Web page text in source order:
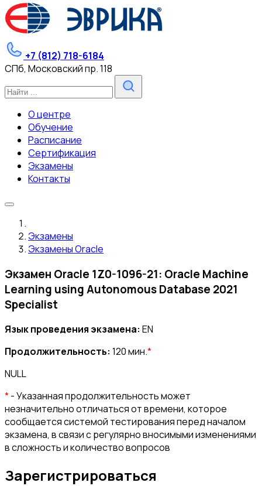
+7 (812) 718-6184
СПб, Московский пр. 118
О центре
Обучение
Расписание
Сертификация
Экзамены
Контакты
Экзамены
Экзамены Oracle
Экзамен Oracle 1Z0-1096-21: Oracle Machine
Learning using Autonomous Database 2021
Specialist
Язык проведения экзамена: EN
Продолжительность: 120 мин.*
NULL
*- Указанная продолжительность может
незначительно отличаться от времени, которое
сообщается системой тестирования перед началом
экзамена, в связи с регулярно вносимыми изменениями
в сложность и количество вопросов
Зарегистрироваться